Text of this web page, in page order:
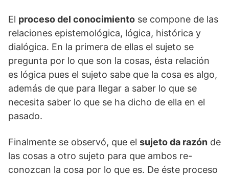
El proceso del conocimiento se compone de las
relaciones epistemológica, lógica, histórica y
dialógica. En la primera de ellas el sujeto se
pregunta por lo que son la cosas, ésta relación
es lógica pues el sujeto sabe que la cosa es algo,
además de que para llegar a saber lo que se
necesita saber lo que se ha dicho de ella en el
pasado.
Finalmente se observó, que el sujeto da razón de
las cosas a otro sujeto para que ambos re-
conozcan la cosa por lo que es. De éste proceso